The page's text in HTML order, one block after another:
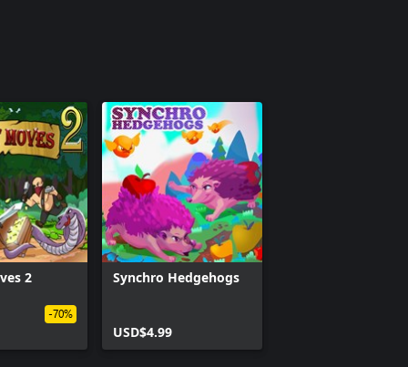
2
-70%
Synchro Hedgehogs
USD$4.99